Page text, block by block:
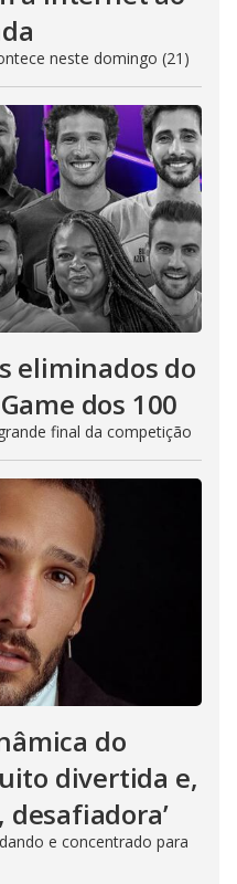
neste domingo (21)
eliminados do
dos 100
final da competição
do
divertida e,
e concentrado para